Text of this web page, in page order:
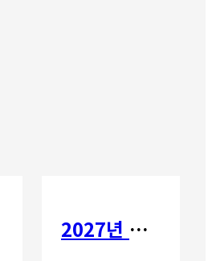
2027년 갈보리 어학원 유치부 신입생 모집